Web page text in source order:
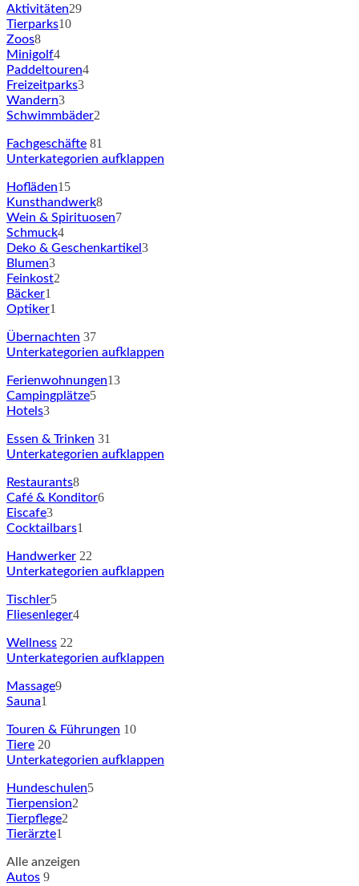
Aktivitäten29
Tierparks10
Zoos8
Minigolf4
Paddeltouren4
Freizeitparks3
Wandern3
Schwimmbäder2
Fachgeschäfte 81
Unterkategorien aufklappen
Hofläden15
Kunsthandwerk8
Wein & Spirituosen7
Schmuck4
Deko & Geschenkartikel 3
Blumen3
Feinkost2
Bäcker1
Optiker1
Übernachten 37
Unterkategorien aufklappen
Ferienwohnungen13
Campingplätze5
Hotels3
Essen & Trinken 31
Unterkategorien aufklappen
Restaurants8
Café & Konditor6
Eiscafe3
Cocktailbars1
Handwerker 22
Unterkategorien aufklappen
Tischler5
Fliesenleger4
Wellness 22
Unterkategorien aufklappen
Massage9
Sauna1
Touren & Führungen 10
Tiere 20
Unterkategorien aufklappen
Hundeschulen5
Tierpension2
Tierpflege2
Tierärzte1
Alle anzeigen
Autos 9